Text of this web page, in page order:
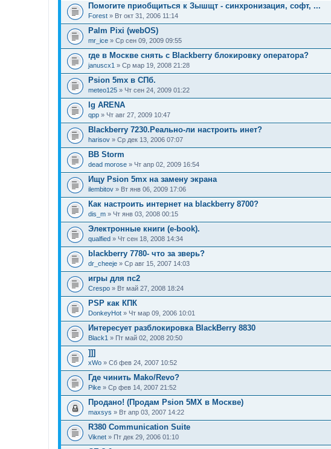
Помогите приобщиться к Зышщт - синхронизация, софт, ...
Forest » Вт окт 31, 2006 11:14
Palm Pixi (webOS)
mr_ice » Ср сен 09, 2009 09:55
где в Москве снять с Blackberry блокировку оператора?
januscx1 » Ср мар 19, 2008 21:28
Psion 5mx в СПб.
meteo125 » Чт сен 24, 2009 01:22
lg ARENA
qpp » Чт авг 27, 2009 10:47
Blackberry 7230.Реально-ли настроить инет?
harisov » Ср дек 13, 2006 07:07
BB Storm
dead morose » Чт апр 02, 2009 16:54
Ищу Psion 5mx на замену экрана
ilembitov » Вт янв 06, 2009 17:06
Как настроить интернет на blackberry 8700?
dis_m » Чт янв 03, 2008 00:15
Электронные книги (e-book).
qualfied » Чт сен 18, 2008 14:34
blackberry 7780- что за зверь?
dr_cheeje » Ср авг 15, 2007 14:03
игры для пс2
Crespo » Вт май 27, 2008 18:24
PSP как КПК
DonkeyHot » Чт мар 09, 2006 10:01
Интересует разблокировка BlackBerry 8830
Black1 » Пт май 02, 2008 20:50
]]]
xWo » Сб фев 24, 2007 10:52
Где чинить Mako/Revo?
Pike » Ср фев 14, 2007 21:52
Продано! (Продам Psion 5MX в Москве)
maxsys » Вт апр 03, 2007 14:22
R380 Communication Suite
Viknet » Пт дек 29, 2006 01:10